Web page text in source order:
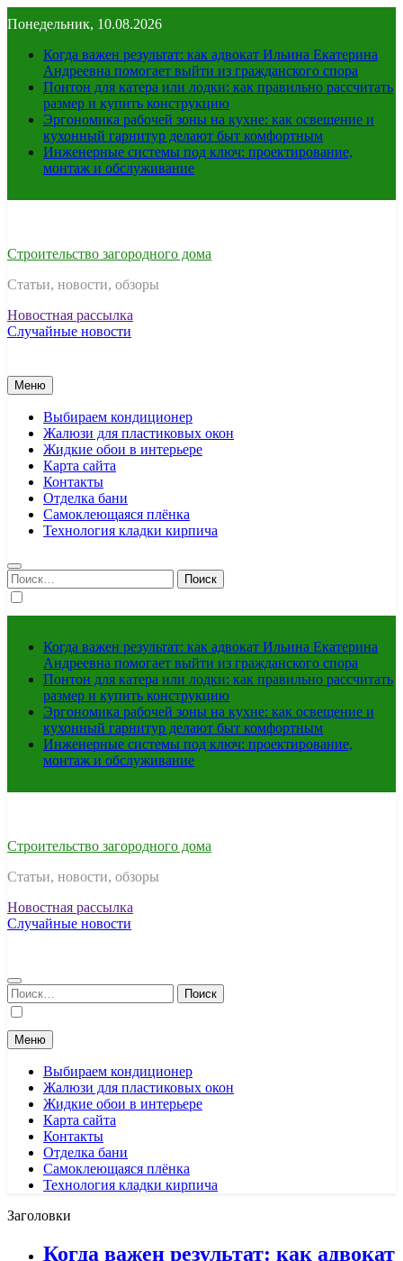
к
содержимому
Понедельник, 10.08.2026
Когда важен результат: как адвокат Ильина Екатерина
Андреевна помогает выйти из гражданского спора
Понтон для катера или лодки: как правильно рассчитать
размер и купить конструкцию
Эргономика рабочей зоны на кухне: как освещение и
кухонный гарнитур делают быт комфортным
Инженерные системы под ключ: проектирование,
монтаж и обслуживание
Строительство загородного дома
Статьи, новости, обзоры
Новостная рассылка
Случайные новости
Меню
Выбираем кондиционер
Жалюзи для пластиковых окон
Жидкие обои в интерьере
Карта сайта
Контакты
Отделка бани
Самоклеющаяся плёнка
Технология кладки кирпича
Найти:
Когда важен результат: как адвокат Ильина Екатерина
Андреевна помогает выйти из гражданского спора
Понтон для катера или лодки: как правильно рассчитать
размер и купить конструкцию
Эргономика рабочей зоны на кухне: как освещение и
кухонный гарнитур делают быт комфортным
Инженерные системы под ключ: проектирование,
монтаж и обслуживание
Строительство загородного дома
Статьи, новости, обзоры
Новостная рассылка
Случайные новости
Найти:
Меню
Выбираем кондиционер
Жалюзи для пластиковых окон
Жидкие обои в интерьере
Карта сайта
Контакты
Отделка бани
Самоклеющаяся плёнка
Технология кладки кирпича
Заголовки
Когда важен результат: как адвокат